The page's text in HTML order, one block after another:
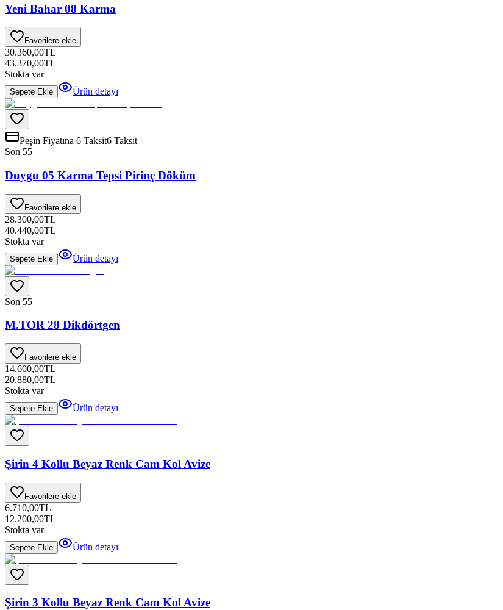
Yeni Bahar 08 Karma
Favorilere ekle
30.360,00TL
43.370,00TL
Stokta var
Sepete Ekle Ürün detayı
Peşin Fiyatına 6 Taksit6 Taksit
Son 55
Duygu 05 Karma Tepsi Pirinç Döküm
Favorilere ekle
28.300,00TL
40.440,00TL
Stokta var
Sepete Ekle Ürün detayı
Son 55
M.TOR 28 Dikdörtgen
Favorilere ekle
14.600,00TL
20.880,00TL
Stokta var
Sepete Ekle Ürün detayı
Şirin 4 Kollu Beyaz Renk Cam Kol Avize
Favorilere ekle
6.710,00TL
12.200,00TL
Stokta var
Sepete Ekle Ürün detayı
Şirin 3 Kollu Beyaz Renk Cam Kol Avize